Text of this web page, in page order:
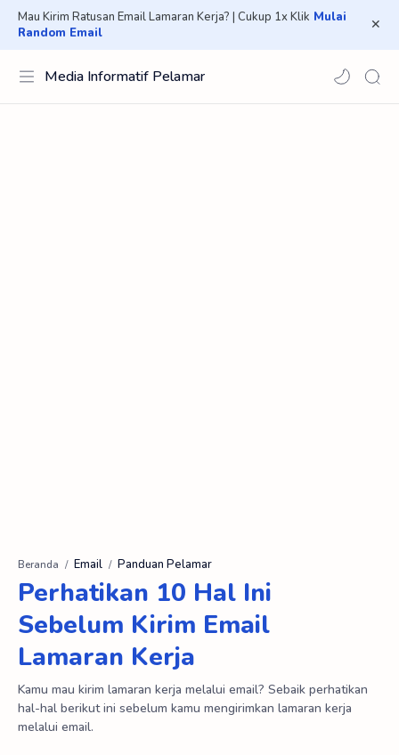
Mau Kirim Ratusan Email Lamaran Kerja? | Cukup 1x Klik Mulai
Random Email
Media Informatif Pelamar
Beranda Email Panduan Pelamar
Perhatikan 10 Hal Ini
Sebelum Kirim Email
Lamaran Kerja
Kamu mau kirim lamaran kerja melalui email? Sebaik perhatikan
hal-hal berikut ini sebelum kamu mengirimkan lamaran kerja
melalui email.